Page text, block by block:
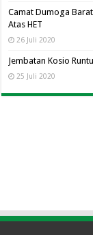
Camat Dumoga
Atas HET
26 Juli 2020
Jembatan Kosio
25 Juli 2020